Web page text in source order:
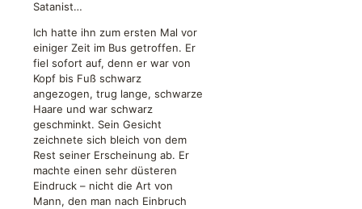
Satanist…
Ich hatte ihn zum ersten Mal vor
einiger Zeit im Bus getroffen. Er
fiel sofort auf, denn er war von
Kopf bis Fuß schwarz
angezogen, trug lange, schwarze
Haare und war schwarz
geschminkt. Sein Gesicht
zeichnete sich bleich von dem
Rest seiner Erscheinung ab. Er
machte einen sehr düsteren
Eindruck – nicht die Art von
Mann, den man nach Einbruch